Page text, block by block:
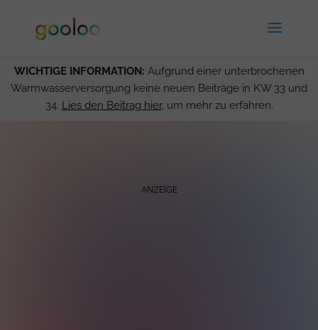
WICHTIGE INFORMATION: Aufgrund einer unterbrochenen
Warmwasserversorgung keine neuen Beiträge in KW 33 und
34. Lies den Beitrag hier, um mehr zu erfahren.